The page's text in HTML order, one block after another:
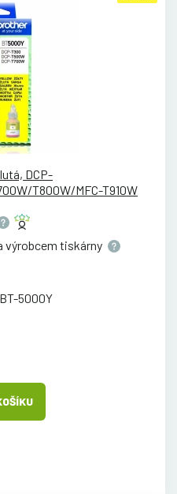
DCP-
T800W/MFC-T910W
výrobcem tiskárny
5000Y